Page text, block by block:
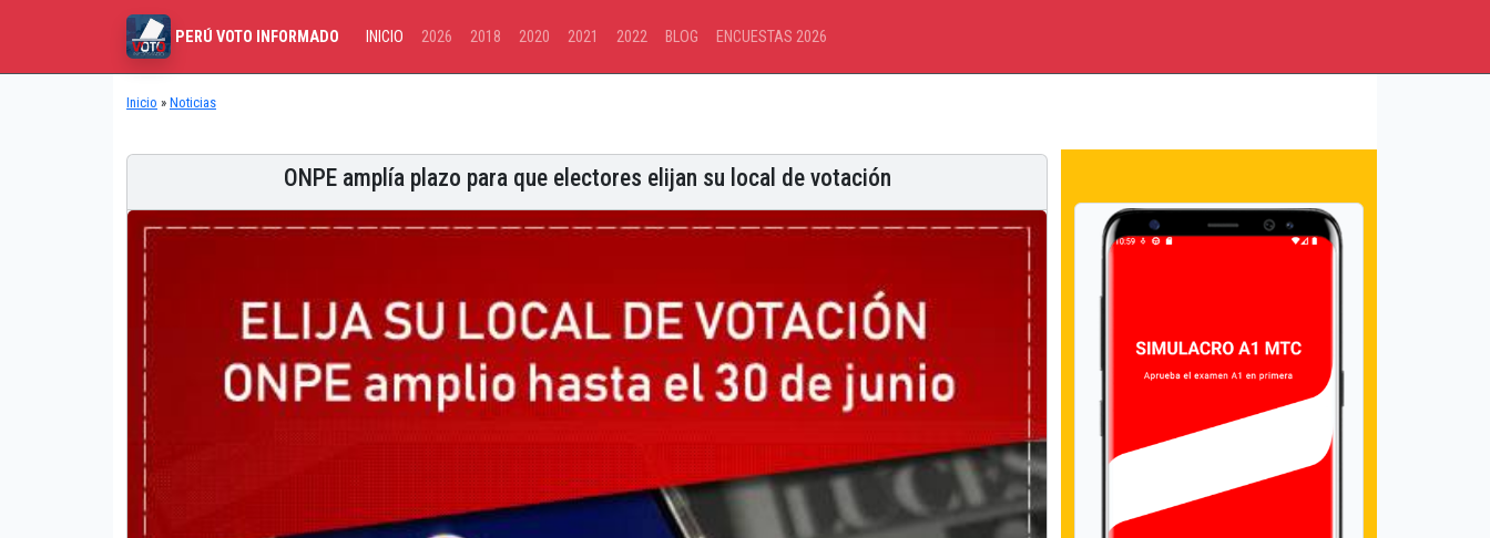
PERÚ VOTO INFORMADO INICIO 2026 2018 2020 2021 2022 BLOG ENCUESTAS 2026
Inicio » Noticias
ONPE amplía plazo para que electores elijan su local de votación